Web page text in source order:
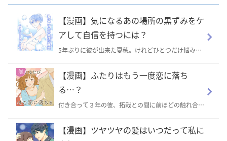
【漫画】気になるあの場所の黒ずみをケ
アして自信を持つには？
5年ぶりに彼が出来た夏穂。けれどひとつだけ悩み
という友人の言葉から、初めて自分のあそこを見て衝
撃を受ける夏穂。どうにかケアしたい！そんな時出会
ったのは…
【漫画】ふたりはもう一度恋に落ち
る…？
付き合って３年の彼、拓哉との間に前ほどの触れ合い
【漫画】ツヤツヤの髪はいつだって私に